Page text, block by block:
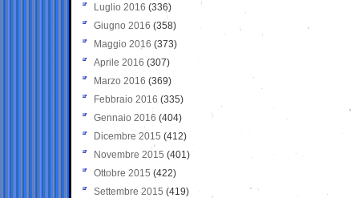
Luglio 2016 (336)
Giugno 2016 (358)
Maggio 2016 (373)
Aprile 2016 (307)
Marzo 2016 (369)
Febbraio 2016 (335)
Gennaio 2016 (404)
Dicembre 2015 (412)
Novembre 2015 (401)
Ottobre 2015 (422)
Settembre 2015 (419)